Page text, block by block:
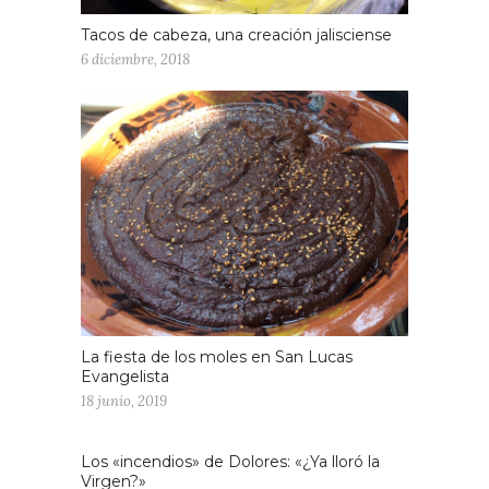
herramientas que estén a su alcance.
Finalmente aceptan que yo tenía la razón.
Yaunque no les gusta esta parte de
embarrarse terminan por decir que
vale mucho la pena a cambio del
manjar que acaban de comer.
Tacos de cabeza, una creación jalisciense
6 diciembre, 2018
La fiesta de los moles en San Lucas
Evangelista
18 junio, 2019
Los «incendios» de Dolores: «¿Ya lloró la
Virgen?»